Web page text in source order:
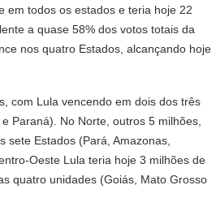
em todos os estados e teria hoje 22
a quase 58% dos votos totais da
nos quatro Estados, alcançando hoje
com Lula vencendo em dois dos três
Paraná). No Norte, outros 5 milhões,
sete Estados (Pará, Amazonas,
Oeste Lula teria hoje 3 milhões de
quatro unidades (Goiás, Mato Grosso